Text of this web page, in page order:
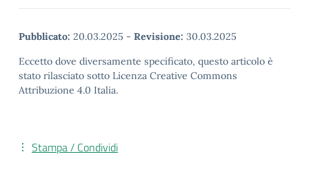
Pubblicato: 20.03.2025 - Revisione: 30.03.2025
Eccetto dove diversamente specificato, questo articolo è
stato rilasciato sotto Licenza Creative Commons
Attribuzione 4.0 Italia.
Stampa / Condividi